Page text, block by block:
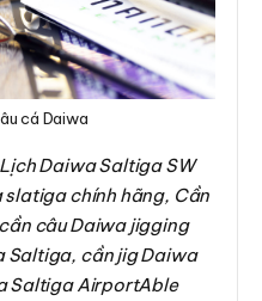
cá Daiwa
Daiwa Saltiga SW
slatiga chính hãng, Cần
câu Daiwa jigging
Saltiga, cần jig Daiwa
Saltiga AirportAble